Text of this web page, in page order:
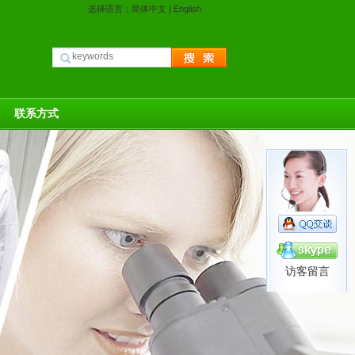
选择语言： 简体中文 | English
联系方式
访客留言